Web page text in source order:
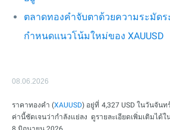
ตลาดทองคำจับตาด้วยความระมัดร
กำหนดแนวโน้มใหม่ของ XAUUSD
08.06.2026
ราคาทองคำ (XAUUSD) อยู่ที่ 4,327 USD ในวันจัน
ค่านี้ชัดเจนว่ากำลังแย่ลง ดูรายละเอียดเพิ่มเติมได้ใ